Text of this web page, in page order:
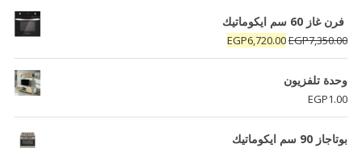
فرن غاز 60 سم ايكوماتيك
EGP7,350.00
السعر
الأصلي
هو:
EGP6,720.00
السعر
الحالي
وحدة تلفزيون
EGP1.00
بوتاجاز 90 سم ايكوماتيك